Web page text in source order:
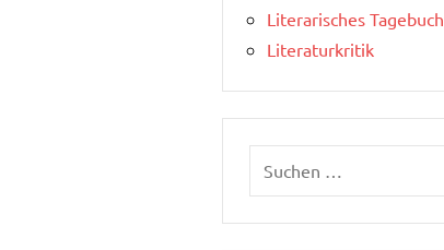
Literarisches Tagebuch
Literaturkritik